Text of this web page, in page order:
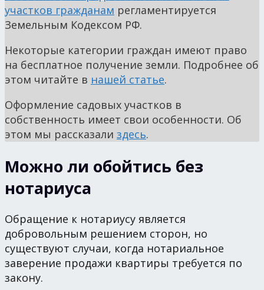
участков гражданам регламентируется
Земельным Кодексом РФ.
Некоторые категории граждан имеют право
на бесплатное получение земли. Подробнее об
этом читайте в нашей статье.
Оформление садовых участков в
собственность имеет свои особенности. Об
этом мы рассказали здесь.
Можно ли обойтись без
нотариуса
Обращение к нотариусу является
добровольным решением сторон, но
существуют случаи, когда нотариальное
заверение продажи квартиры требуется по
закону.